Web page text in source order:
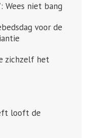
Wees niet bang
voor de
zichzelf het
looft de